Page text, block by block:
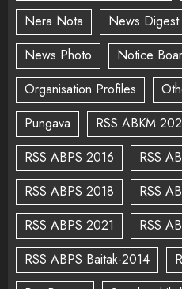
Nera Nota
News Digest
News Photo
Notice
Organisation Profiles
Pungava
RSS ABKM
RSS ABPS 2016
RSS
RSS ABPS 2018
RSS
RSS ABPS 2021
RSS
RSS ABPS Baitak-2014